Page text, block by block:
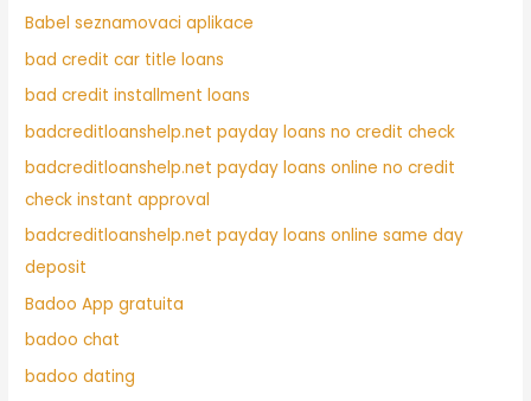
Babel seznamovaci aplikace
bad credit car title loans
bad credit installment loans
badcreditloanshelp.net payday loans no credit check
badcreditloanshelp.net payday loans online no credit
check instant approval
badcreditloanshelp.net payday loans online same day
deposit
Badoo App gratuita
badoo chat
badoo dating